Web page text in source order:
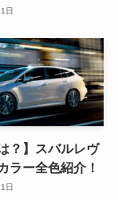
日
？】スバルレヴ
ラー全色紹介！
日